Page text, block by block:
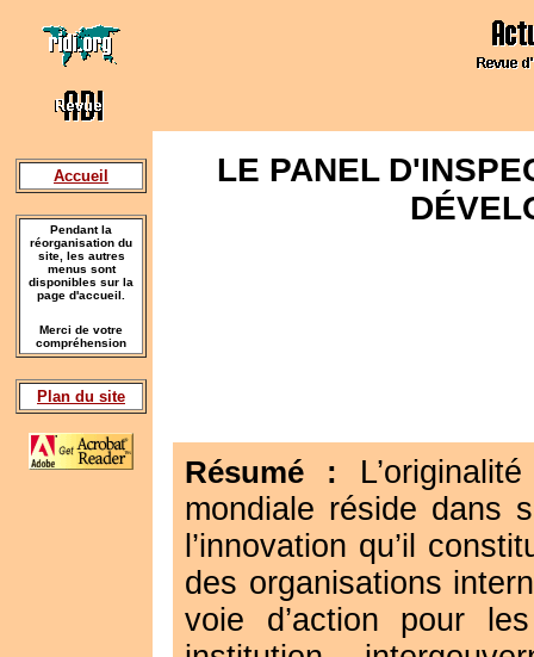
Accueil
Pendant la
réorganisation du
site, les autres
menus sont
disponibles sur la
page d'accueil.
Merci de votre
compréhension
Plan du site
LE PANEL
Résumé :
mondiale réside dans
l’innovation qu’il
des organisations
voie d’action pour